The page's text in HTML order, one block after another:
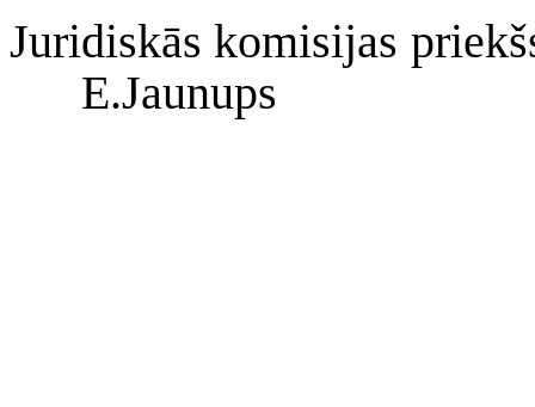
Juridiskās komisijas
E.Jaunups